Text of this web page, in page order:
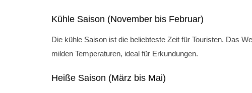
Kühle Saison (November bis Februar)
Die kühle Saison ist die beliebteste Zeit für Touristen. Das
milden Temperaturen, ideal für Erkundungen.
Heiße Saison (März bis Mai)